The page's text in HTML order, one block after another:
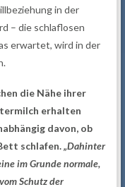
in der
– die schlaflosen
erwartet, wird in der
die Nähe ihrer
erhalten
davon, ob
schlafen.„Dahinter
im Grunde normale,
Schutz der